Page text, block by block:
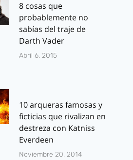
8 cosas que
probablemente no
sabías del traje de
Darth Vader
Abril 6, 2015
10 arqueras famosas y
ficticias que rivalizan en
destreza con Katniss
Everdeen
Noviembre 20, 2014